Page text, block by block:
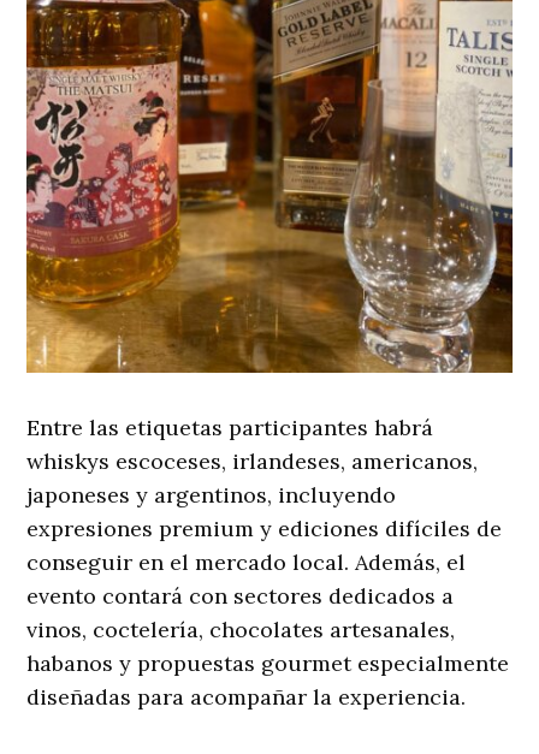
Entre las etiquetas participantes habrá
whiskys escoceses, irlandeses, americanos,
japoneses y argentinos, incluyendo
expresiones premium y ediciones difíciles de
conseguir en el mercado local. Además, el
evento contará con sectores dedicados a
vinos, coctelería, chocolates artesanales,
habanos y propuestas gourmet especialmente
diseñadas para acompañar la experiencia.